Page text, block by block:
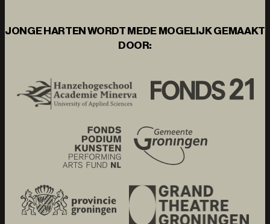
JONGE HARTEN WORDT MEDE MOGELIJK GEMAAKT
DOOR: